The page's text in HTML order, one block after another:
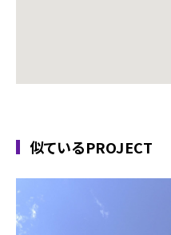
似ているPROJECT